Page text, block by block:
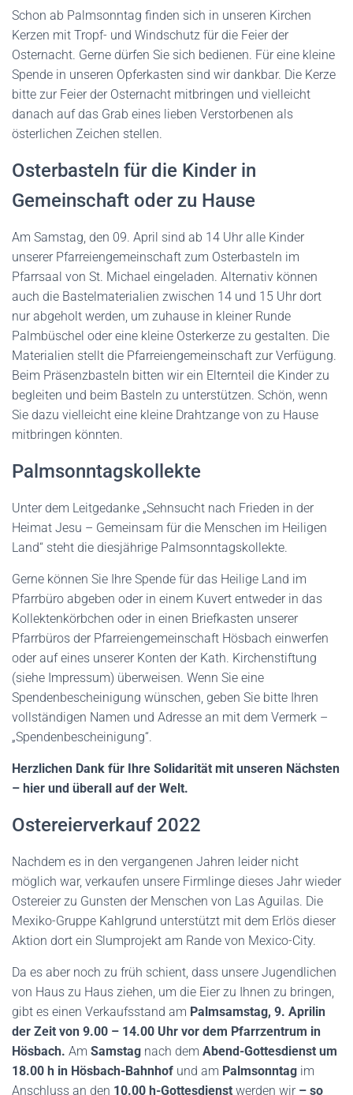
Schon ab Palmsonntag finden sich in unseren Kirchen
Kerzen mit Tropf- und Windschutz für die Feier der
Osternacht. Gerne dürfen Sie sich bedienen. Für eine kleine
Spende in unseren Opferkasten sind wir dankbar. Die Kerze
bitte zur Feier der Osternacht mitbringen und vielleicht
danach auf das Grab eines lieben Verstorbenen als
österlichen Zeichen stellen.
Osterbasteln für die Kinder in
Gemeinschaft oder zu Hause
Am Samstag, den 09. April sind ab 14 Uhr alle Kinder
unserer Pfarreiengemeinschaft zum Osterbasteln im
Pfarrsaal von St. Michael eingeladen. Alternativ können
auch die Bastelmaterialien zwischen 14 und 15 Uhr dort
nur abgeholt werden, um zuhause in kleiner Runde
Palmbüschel oder eine kleine Osterkerze zu gestalten. Die
Materialien stellt die Pfarreiengemeinschaft zur Verfügung.
Beim Präsenzbasteln bitten wir ein Elternteil die Kinder zu
begleiten und beim Basteln zu unterstützen. Schön, wenn
Sie dazu vielleicht eine kleine Drahtzange von zu Hause
mitbringen könnten.
Palmsonntagskollekte
Unter dem Leitgedanke „Sehnsucht nach Frieden in der
Heimat Jesu – Gemeinsam für die Menschen im Heiligen
Land“ steht die diesjährige Palmsonntagskollekte.
Gerne können Sie Ihre Spende für das Heilige Land im
Pfarrbüro abgeben oder in einem Kuvert entweder in das
Kollektenkörbchen oder in einen Briefkasten unserer
Pfarrbüros der Pfarreiengemeinschaft Hösbach einwerfen
oder auf eines unserer Konten der Kath. Kirchenstiftung
(siehe Impressum) überweisen. Wenn Sie eine
Spendenbescheinigung wünschen, geben Sie bitte Ihren
vollständigen Namen und Adresse an mit dem Vermerk –
„Spendenbescheinigung“.
Herzlichen Dank für Ihre Solidarität mit unseren Nächsten
– hier und überall auf der Welt.
Ostereierverkauf 2022
Nachdem es in den vergangenen Jahren leider nicht
möglich war, verkaufen unsere Firmlinge dieses Jahr wieder
Ostereier zu Gunsten der Menschen von Las Aguilas. Die
Mexiko-Gruppe Kahlgrund unterstützt mit dem Erlös dieser
Aktion dort ein Slumprojekt am Rande von Mexico-City.
Da es aber noch zu früh schient, dass unsere Jugendlichen
von Haus zu Haus ziehen, um die Eier zu Ihnen zu bringen,
gibt es einen Verkaufsstand am Palmsamstag, 9. Aprilin
der Zeit von 9.00 – 14.00 Uhr vor dem Pfarrzentrum in
Hösbach. Am Samstag nach dem Abend-Gottesdienst um
18.00 h in Hösbach-Bahnhof und am Palmsonntag im
Anschluss an den 10.00 h-Gottesdienst werden wir– so